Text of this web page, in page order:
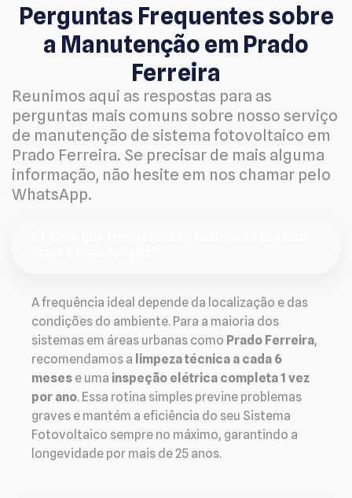
Perguntas Frequentes sobre
a Manutenção em Prado
Ferreira
Reunimos aqui as respostas para as
perguntas mais comuns sobre nosso serviço
de manutenção de sistema fotovoltaico em
Prado Ferreira. Se precisar de mais alguma
informação, não hesite em nos chamar pelo
WhatsApp.
A frequência ideal depende da localização e das
condições do ambiente. Para a maioria dos
sistemas em áreas urbanas como Prado Ferreira,
recomendamos a limpeza técnica a cada 6
meses e uma inspeção elétrica completa 1 vez
por ano. Essa rotina simples previne problemas
graves e mantém a eficiência do seu Sistema
Fotovoltaico sempre no máximo, garantindo a
longevidade por mais de 25 anos.